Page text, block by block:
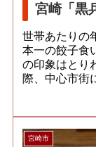
宮崎「黒
世帯あたりの
本一の餃子食
の印象はとり
際、中心市街
宮崎市